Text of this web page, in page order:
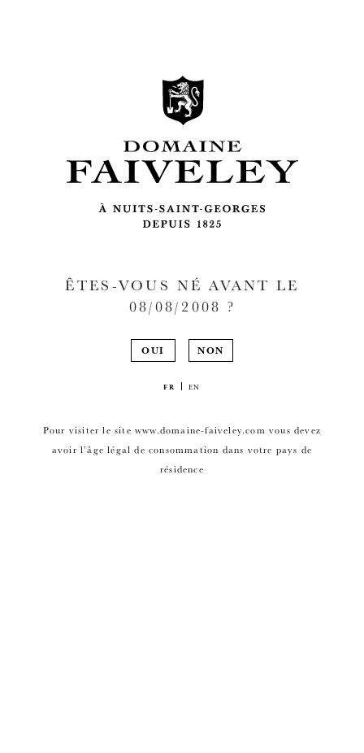
ÊTES-VOUS NÉ AVANT LE
08/08/2008 ?
OUI NON
FR EN
Pour visiter le site www.domaine-faiveley.com vous devez
avoir l’âge légal de consommation dans votre pays de
résidence